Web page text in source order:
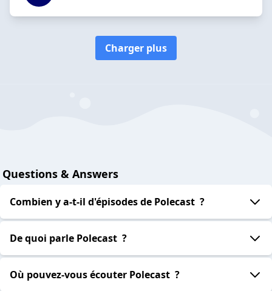
Charger plus
Questions & Answers
Combien y a-t-il d'épisodes de Polecast ?
De quoi parle Polecast ?
Où pouvez-vous écouter Polecast ?